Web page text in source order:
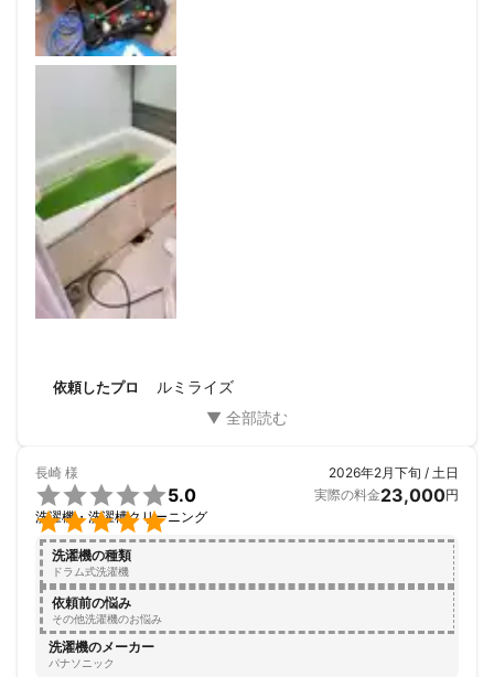
依頼したプロ ルミライズ
長崎 様


5.0
洗濯機・洗濯槽クリーニング
2026年2月下旬 / 土日
実際の料金23,000円
洗濯機の種類
ドラム式洗濯機
依頼前の悩み
その他洗濯機のお悩み
洗濯機のメーカー
パナソニック